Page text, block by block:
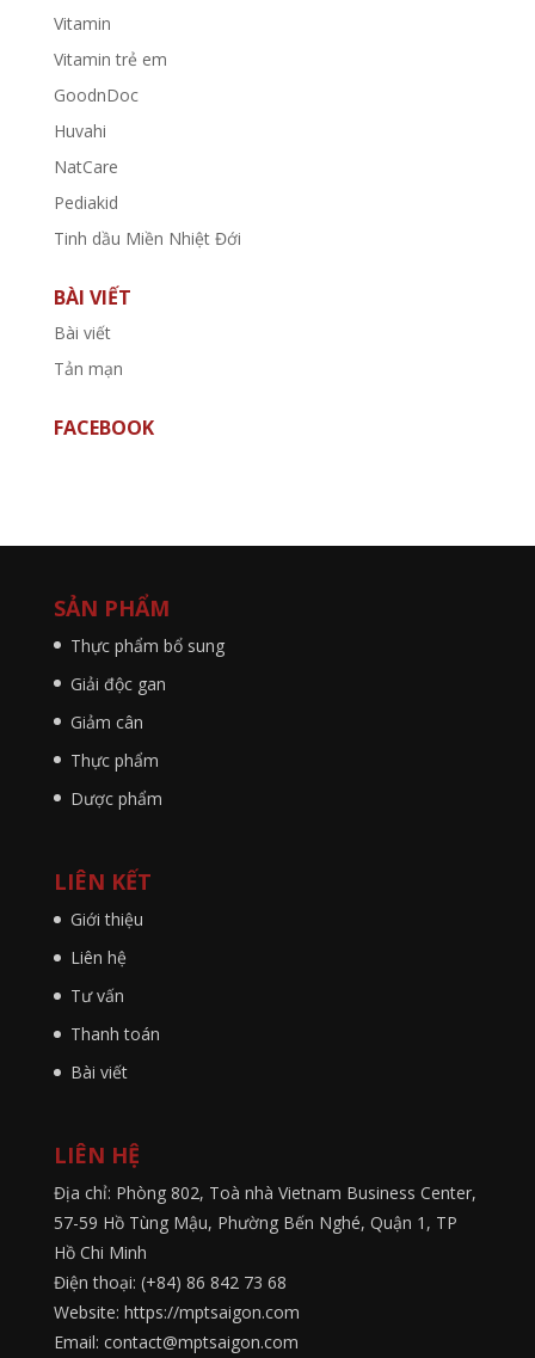
Vitamin
Vitamin trẻ em
GoodnDoc
Huvahi
NatCare
Pediakid
Tinh dầu Miền Nhiệt Đới
BÀI VIẾT
Bài viết
Tản mạn
FACEBOOK
SẢN PHẨM
Thực phẩm bổ sung
Giải độc gan
Giảm cân
Thực phẩm
Dược phẩm
LIÊN KẾT
Giới thiệu
Liên hệ
Tư vấn
Thanh toán
Bài viết
LIÊN HỆ
Địa chỉ: Phòng 802, Toà nhà Vietnam Business Center,
57-59 Hồ Tùng Mậu, Phường Bến Nghé, Quận 1, TP
Hồ Chi Minh
Điện thoại: (+84) 86 842 73 68
Website: https://mptsaigon.com
Email: contact@mptsaigon.com